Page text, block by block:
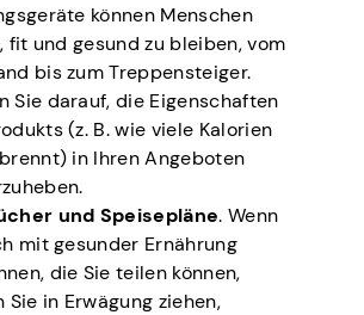
können Menschen
fit und gesund zu bleiben, vom
bis zum Treppensteiger.
Sie darauf, die Eigenschaften
(z. B. wie viele Kalorien
in Ihren Angeboten
und Speisepläne. Wenn
mit gesunder Ernährung
die Sie teilen können,
Sie in Erwägung ziehen,